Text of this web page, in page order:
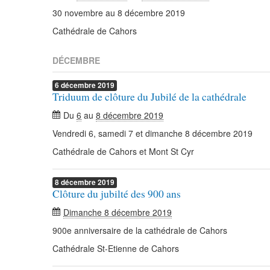
30 novembre au 8 décembre 2019
Cathédrale de Cahors
DÉCEMBRE
6 décembre2019
Triduum de clôture du Jubilé de la cathédrale
Du 6 au 8 décembre 2019
Vendredi 6, samedi 7 et dimanche 8 décembre 2019
Cathédrale de Cahors et Mont St Cyr
8décembre2019
Clôture du jubilté des 900 ans
Dimanche 8 décembre 2019
900e anniversaire de la cathédrale de Cahors
Cathédrale St-Etienne de Cahors